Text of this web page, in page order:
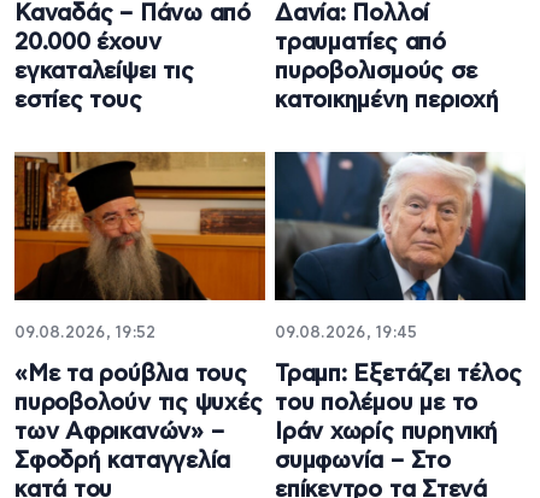
Καναδάς – Πάνω από
20.000 έχουν
εγκαταλείψει τις
εστίες τους
Δανία: Πολλοί
τραυματίες από
πυροβολισμούς σε
κατοικημένη περιοχή
09.08.2026, 19:52
«Με τα ρούβλια τους
πυροβολούν τις ψυχές
των Αφρικανών» –
Σφοδρή καταγγελία
κατά του
09.08.2026, 19:45
Τραμπ: Εξετάζει τέλος
του πολέμου με το
Ιράν χωρίς πυρηνική
συμφωνία – Στο
επίκεντρο τα Στενά